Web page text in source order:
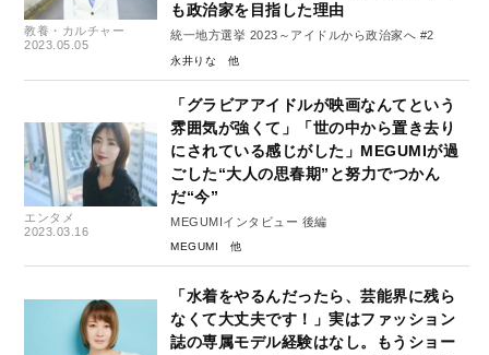
教養・カルチャー
2023.05.05
も政治家を目指した理由
統一地方選挙 2023～アイドルから政治家へ #2
永井りな
エンタメ
2023.03.16
「グラビアアイドルが映画なんてという
雰囲気が強くて」「世の中から置き去り
にされている感じがした」MEGUMIが過
ごした“大人の思春期”と努力でつかん
だ“今”
MEGUMIインタビュー 後編
MEGUMI
「水着をやるんだったら、芸能界に残ら
なくて大丈夫です！」実はファッション
誌の専属モデル経験はなし。もうショー